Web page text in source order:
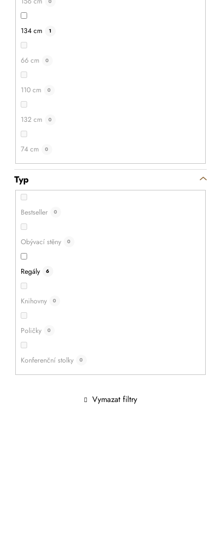
134 cm 1
66 cm 0
110 cm 0
132 cm 0
74 cm 0
Typ
Bestseller 0
Obývací stěny 0
Regály 6
Knihovny 0
Poličky 0
Konferenční stolky 0
Vymazat filtry